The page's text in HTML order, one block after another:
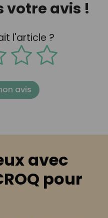
votre avis !
l'article ?
avis
avec
pour